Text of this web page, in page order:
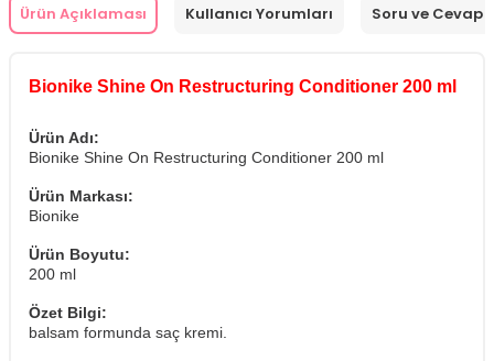
Ürün Açıklaması Kullanıcı Yorumları Soru ve Cevap
Bionike Shine On Restructuring Conditioner 200 ml
Ürün Adı:
Bionike Shine On Restructuring Conditioner 200 ml
Ürün Markası:
Bionike
Ürün Boyutu:
200 ml
Özet Bilgi:
balsam formunda saç kremi.